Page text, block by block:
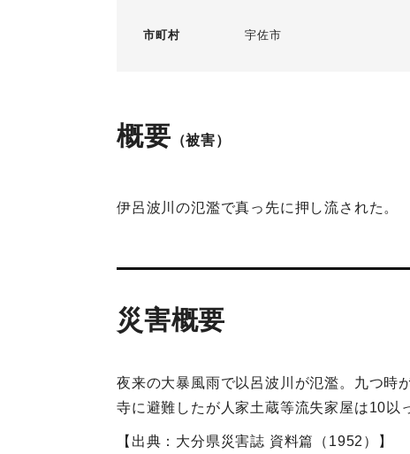
市町村 宇佐市
概要 （被害）
伊呂波川の氾濫で真っ先に押し流された。
災害概要
夜来の大暴風雨で以呂波川が氾濫。九つ時
寺に避難したが人家土蔵等流失家屋は10以
【出典：大分県災害誌 資料篇（1952）】